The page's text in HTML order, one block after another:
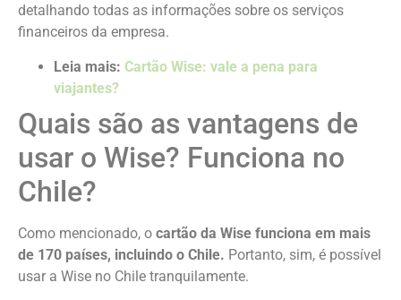
detalhando todas as informações sobre os serviços
financeiros da empresa.
Leia mais: Cartão Wise: vale a pena para
viajantes?
Quais são as vantagens de
usar o Wise? Funciona no
Chile?
Como mencionado, o cartão da Wise funciona em mais
de 170 países, incluindo o Chile. Portanto, sim, é possível
usar a Wise no Chile tranquilamente.